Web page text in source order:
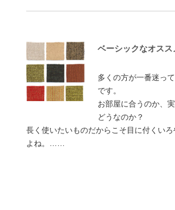
ベーシックなオスス
多くの方が一番迷っ
です。
お部屋に合うのか、
どうなのか？
長く使いたいものだからこそ目に付くい
よね。……